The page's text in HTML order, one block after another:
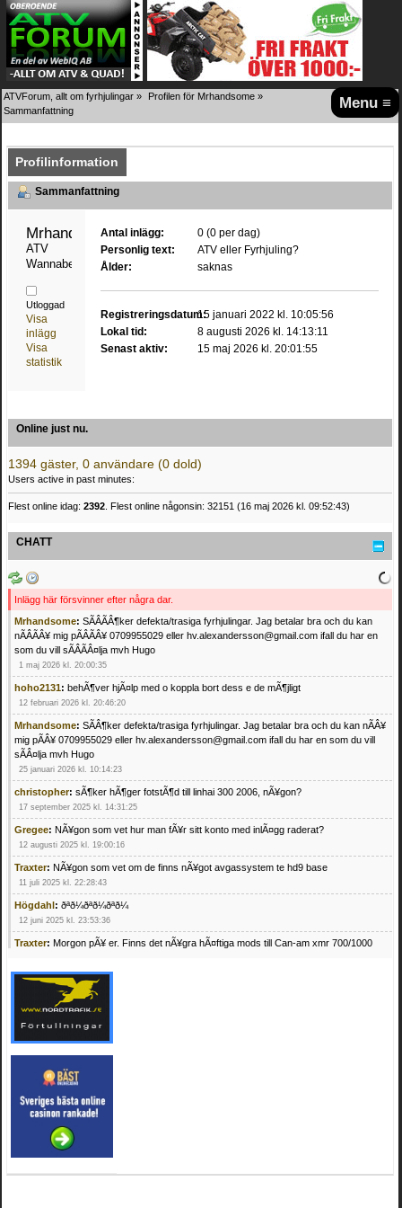
Menu ≡
ATVForum, allt om fyrhjulingar » Profilen för Mrhandsome »
Sammanfattning
Profilinformation
Sammanfattning
Mrhandsome
ATV
Wannabe
Utloggad
Visa
inlägg
Visa
statistik
Antal inlägg:
0 (0 per dag)
Personlig text:
ATV eller Fyrhjuling?
Ålder:
saknas
Registreringsdatum:15 januari 2022 kl. 10:05:56
Lokal tid:
8 augusti 2026 kl. 14:13:11
Senast aktiv:
15 maj 2026 kl. 20:01:55
Online just nu.
1394 gäster, 0 användare (0 dold)
Users active in past minutes:
Flest online idag: 2392 . Flest online någonsin: 32151 (16 maj 2026 kl. 09:52:43)
CHATT
Inlägg här försvinner efter några dar.
Mrhandsome: SÃÂÃÂ¶ker defekta/trasiga fyrhjulingar. Jag betalar bra och du kan
nÃÂÃÂ¥ mig pÃÂÃÂ¥ 0709955029 eller hv.alexandersson@gmail.com ifall du har en
som du vill sÃÂÃÂ¤lja mvh Hugo
1 maj 2026 kl. 20:00:35
hoho2131: behÃ¶ver hjÃ¤lp med o koppla bort dess e de mÃ¶jligt
12 februari 2026 kl. 20:46:20
Mrhandsome: SÃÂ¶ker defekta/trasiga fyrhjulingar. Jag betalar bra och du kan nÃÂ¥
mig pÃÂ¥ 0709955029 eller hv.alexandersson@gmail.com ifall du har en som du vill
sÃÂ¤lja mvh Hugo
25 januari 2026 kl. 10:14:23
christopher: sÃ¶ker hÃ¶ger fotstÃ¶d till linhai 300 2006, nÃ¥gon?
17 september 2025 kl. 14:31:25
Gregee: NÃ¥gon som vet hur man fÃ¥r sitt konto med inlÃ¤gg raderat?
12 augusti 2025 kl. 19:00:16
Traxter: NÃ¥gon som vet om de finns nÃ¥got avgassystem te hd9 base
11 juli 2025 kl. 22:28:43
Högdahl: ðªð¼ðªð¼ðªð¼
12 juni 2025 kl. 23:53:36
Traxter: Morgon pÃ¥ er. Finns det nÃ¥gra hÃ¤ftiga mods till Can-am xmr 700/1000
Mrhandsome:SÃ¶ker defekta/trasiga fyrhjulingar. Jag betalar bra och du kan nÃ¥ mig
pÃ¥ 0709955029 eller hv.alexandersson@gmail.com ifall du har en som du vill sÃ¤lja
mvh Hugo
21 februari 2025 kl. 09:25:52
Oscar5:NÃ¥gon som vet vad man kan begÃ¤ra fÃ¶r en Honda TRX 350 FE 2005
4 februari 2025 kl. 19:20:50
Oscar5:44
4 februari 2025 kl. 19:15:36
Greger59:NÃ¤gon som vet har en Cetek 500 EFI
15 januari 2025 kl. 23:49:44
Mrhandsome:SÃÂ¶ker defekta/trasiga fyrhjulingar. Jag betalar bra och du kan nÃÂ¥